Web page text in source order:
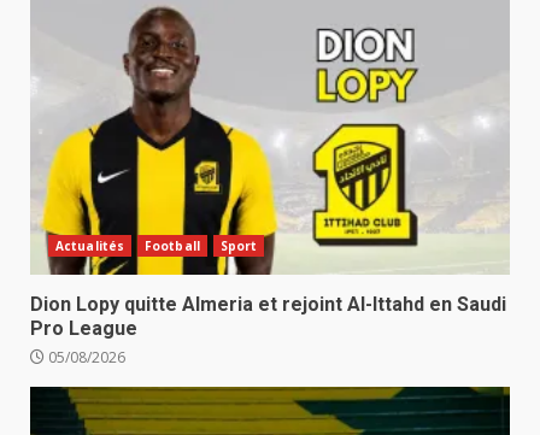
Actualités Football Sport
Dion Lopy quitte Almeria et rejoint Al-Ittahd en Saudi
Pro League
05/08/2026